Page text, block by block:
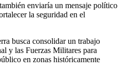
enviaría un mensaje político
la seguridad en el
busca consolidar un trabajo
y las Fuerzas Militares para
en zonas históricamente